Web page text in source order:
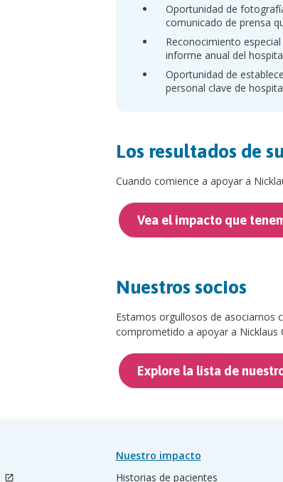
Oportunidad de
comunicado de prensa
Reconocimiento
informe anual del
Oportunidad de
personal clave de
Los resultados de
Cuando comience a apoyar a
Vea el impacto que
Nuestros socios
Estamos orgullosos de asociarnos
comprometido a apoyar a Nicklaus
Explore la lista de
Nuestro impacto
Historias de pacientes